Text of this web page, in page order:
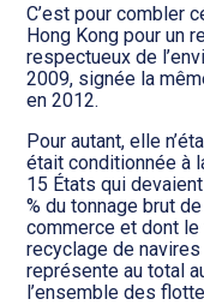
C’est pour combler
Hong Kong pour un
respectueux de
2009, signée la
en 2012.
Pour autant, elle
était conditionnée à
15 États qui
% du tonnage brut
commerce et dont
recyclage de
représente au total
l’ensemble des